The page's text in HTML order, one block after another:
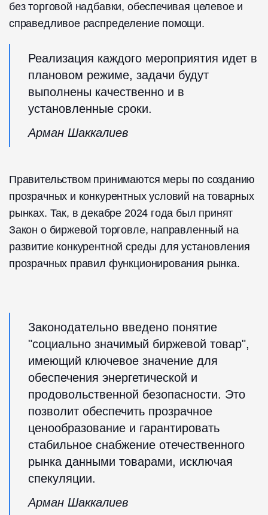
без торговой надбавки, обеспечивая целевое и
справедливое распределение помощи.
Реализация каждого мероприятия идет в
плановом режиме, задачи будут
выполнены качественно и в
установленные сроки.
Арман Шаккалиев
Правительством принимаются меры по созданию
прозрачных и конкурентных условий на товарных
рынках. Так, в декабре 2024 года был принят
Закон о биржевой торговле, направленный на
развитие конкурентной среды для установления
прозрачных правил функционирования рынка.
Законодательно введено понятие
"социально значимый биржевой товар",
имеющий ключевое значение для
обеспечения энергетической и
продовольственной безопасности. Это
позволит обеспечить прозрачное
ценообразование и гарантировать
стабильное снабжение отечественного
рынка данными товарами, исключая
спекуляции.
Арман Шаккалиев